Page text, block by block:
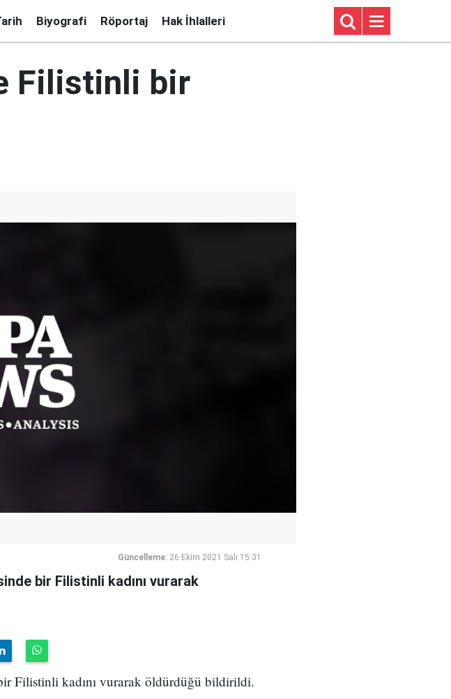
Biyografi Röportaj Hak İhlalleri
Filistinli bir
Güncelleme: 26 Ekim 2021 Salı 15:31
bir Filistinli kadını vurarak
Filistinli kadını vurarak öldürdüğü bildirildi.